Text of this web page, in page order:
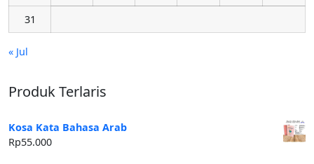
31
« Jul
Produk Terlaris
Kosa Kata Bahasa Arab
Rp55.000